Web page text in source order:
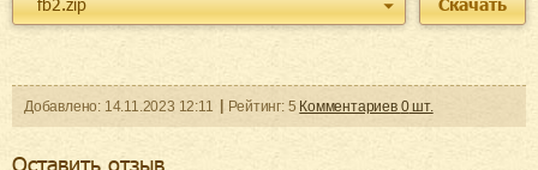
fb2.zip Скачать
Добавленo: 14.11.2023 12:11 Рейтинг: 5 Комментариев 0шт.
Оcтавить отзыв